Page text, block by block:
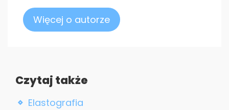
Więcej o autorze
Czytaj także
Elastografia